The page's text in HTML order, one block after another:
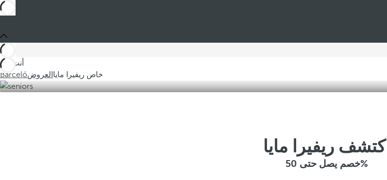
أنت في
Barcelóالعروض خاص ريفيرا مايا
اكتشف ريفيرا مايا
خصم يصل حتى 50%